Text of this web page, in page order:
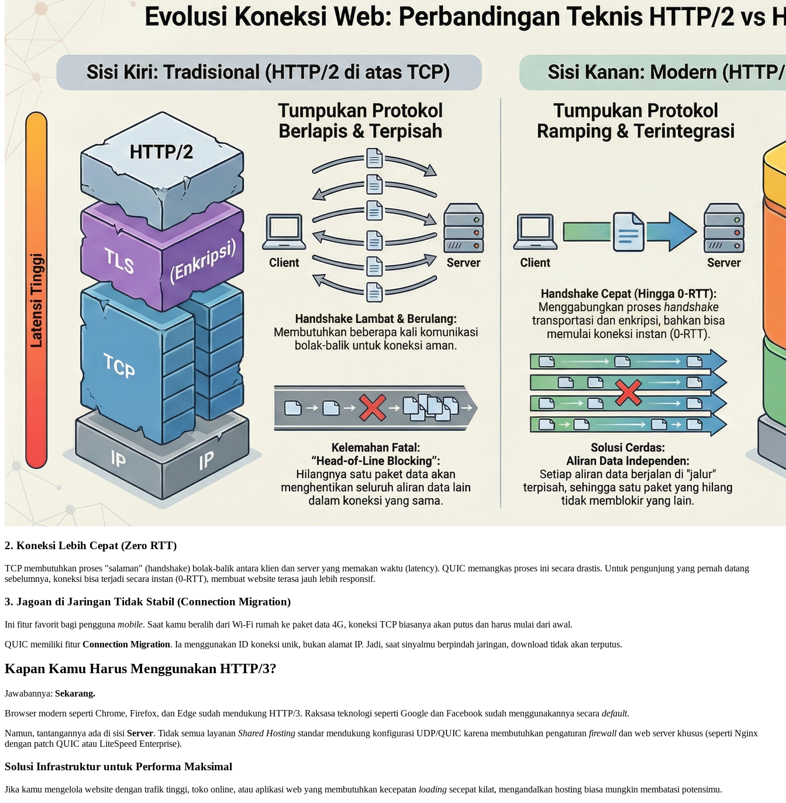
2. Koneksi Lebih Cepat (Zero RTT)
TCP membutuhkan proses "salaman" (handshake) bolak-balik antara klien dan server yang memakan waktu (latency). QUIC memangkas proses ini secara drastis. Untuk pengunjung yang pernah datang
sebelumnya, koneksi bisa terjadi secara instan (0-RTT), membuat website terasa jauh lebih responsif.
3. Jagoan di Jaringan Tidak Stabil (Connection Migration)
Ini fitur favorit bagi pengguna mobile. Saat kamu beralih dari Wi-Fi rumah ke paket data 4G, koneksi TCP biasanya akan putus dan harus mulai dari awal.
QUIC memiliki fiturConnection Migration. Ia menggunakan ID koneksi unik, bukan alamat IP. Jadi, saat sinyalmu berpindah jaringan, download tidak akan terputus.
Kapan Kamu Harus Menggunakan HTTP/3?
Jawabannya: Sekarang.
Browser modern seperti Chrome, Firefox, dan Edge sudah mendukung HTTP/3. Raksasa teknologi seperti Google dan Facebook sudah menggunakannya secara default.
Namun, tantangannya ada di sisi Server. Tidak semua layanan Shared Hosting standar mendukung konfigurasi UDP/QUIC karena membutuhkan pengaturan firewall dan web server khusus (seperti Nginx
dengan patch QUIC atau LiteSpeed Enterprise).
Solusi Infrastruktur untuk Performa Maksimal
Jika kamu mengelola website dengan trafik tinggi, toko online, atau aplikasi web yang membutuhkan kecepatan loading secepat kilat, mengandalkan hosting biasa mungkin membatasi potensimu.